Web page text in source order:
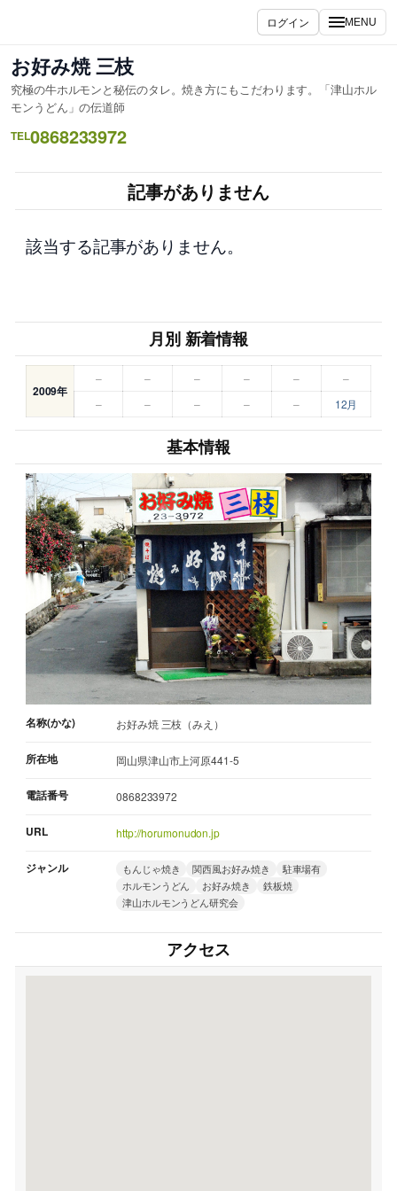
ス
キ
ッ
プ
ログイン MENU
お好み焼 三枝
究極の牛ホルモンと秘伝のタレ。焼き方にもこだわります。「津山ホル
モンうどん」の伝道師
TEL0868233972
記事がありません
該当する記事がありません。
月別 新着情報
2009年
– – – – –
–
–
– – – – 12月
基本情報
名称(かな) お好み焼 三枝（みえ）
所在地 岡山県津山市上河原441-5
電話番号 0868233972
URL http://horumonudon.jp
ジャンル もんじゃ焼き 関西風お好み焼き
駐車場有
ホルモンうどん
お好み焼き
鉄板焼
津山ホルモンうどん研究会
アクセス